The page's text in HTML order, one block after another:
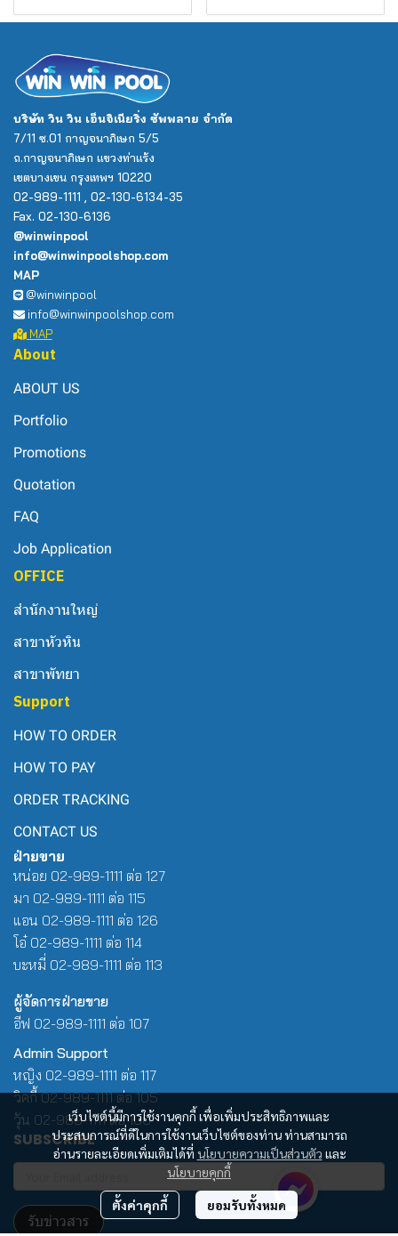
เว็บไซต์นี้มีการใช้งานคุกกี้ เพื่อเพิ่มประสิทธิภาพและ
ประสบการณ์ที่ดีในการใช้งานเว็บไซต์ของท่าน ท่านสามารถ
อ่านรายละเอียดเพิ่มเติมได้ที่ นโยบายความเป็นส่วนตัว และ
นโยบายคุกกี้
ตั้งค่าคุกกี้ ยอมรับทั้งหมด
บริษัท วิน วิน เอ็นจิเนียริ่ง ซัพพลาย จำกัด
7/11 ซ.01 กาญจนาภิเษก 5/5
ถ.กาญจนาภิเษก แขวงท่าแร้ง
เขตบางเขน กรุงเทพฯ 10220
02-989-1111 , 02-130-6134-35
Fax. 02-130-6136
@winwinpool
info@winwinpoolshop.com
MAP
@winwinpool
info@winwinpoolshop.com
MAP
About
ABOUT US
Portfolio
Promotions
Quotation
FAQ
Job Application
OFFICE
สำนักงานใหญ่
สาขาหัวหิน
สาขาพัทยา
Support
HOW TO ORDER
HOW TO PAY
ORDER TRACKING
CONTACT US
ฝ่ายขาย
หน่อย 02-989-1111 ต่อ 127
มา 02-989-1111 ต่อ 115
แอน 02-989-1111 ต่อ 126
โอ๋ 02-989-1111 ต่อ 114
บะหมี่ 02-989-1111 ต่อ 113
ผู้จัดการฝ่ายขาย
อีฟ 02-989-1111 ต่อ 107
Admin Support
หญิง 02-989-1111 ต่อ 117
วิคกี้ 02-989-1111 ต่อ 105
วุ้น 02-989-1111 ต่อ 100
SUBSCRIBE
รับข่าวสาร